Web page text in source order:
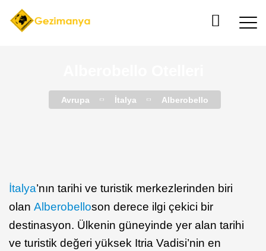
Avrupa İtalya Alberobello
İtalya’nın tarihi ve turistik merkezlerinden biri
olan Alberobelloson derece ilgi çekici bir
destinasyon. Ülkenin güneyinde yer alan tarihi
ve turistik değeri yüksek Itria Vadisi’nin en